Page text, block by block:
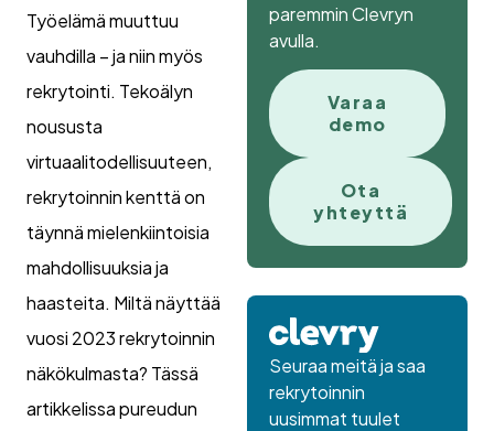
Työelämä muuttuu
vauhdilla – ja niin myös
rekrytointi. Tekoälyn
noususta
virtuaalitodellisuuteen,
rekrytoinnin kenttä on
täynnä mielenkiintoisia
mahdollisuuksia ja
haasteita. Miltä näyttää
vuosi 2023 rekrytoinnin
näkökulmasta? Tässä
artikkelissa pureudun
paremmin Clevryn
avulla.
Varaa
demo
Ota
yhteyttä
Seuraa meitä ja saa
rekrytoinnin
uusimmat tuulet